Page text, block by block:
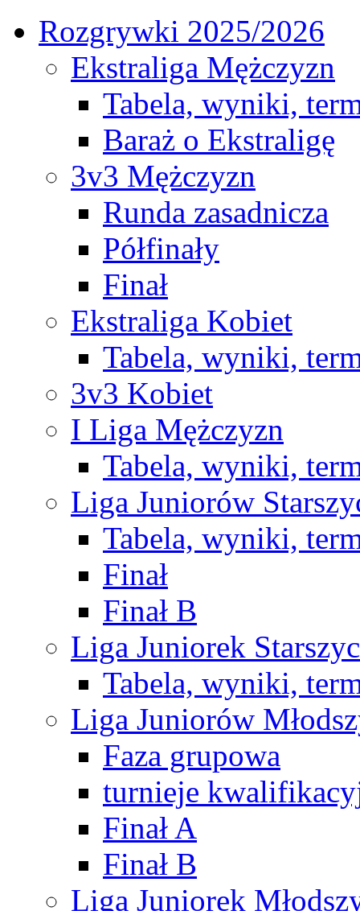
Rozgrywki 2025/2026
Ekstraliga Mężczyzn
Tabela, wyniki,
Baraż o Ekstraligę
3v3 Mężczyzn
Runda zasadnicza
Półfinały
Finał
Ekstraliga Kobiet
Tabela, wyniki,
3v3 Kobiet
I Liga Mężczyzn
Tabela, wyniki,
Liga Juniorów
Tabela, wyniki,
Finał
Finał B
Liga Juniorek
Tabela, wyniki,
Liga Juniorów
Faza grupowa
turnieje
Finał A
Finał B
Liga Juniorek